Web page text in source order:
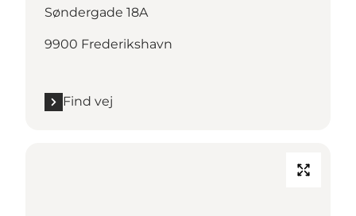
Søndergade 18A
9900 Frederikshavn
Find vej